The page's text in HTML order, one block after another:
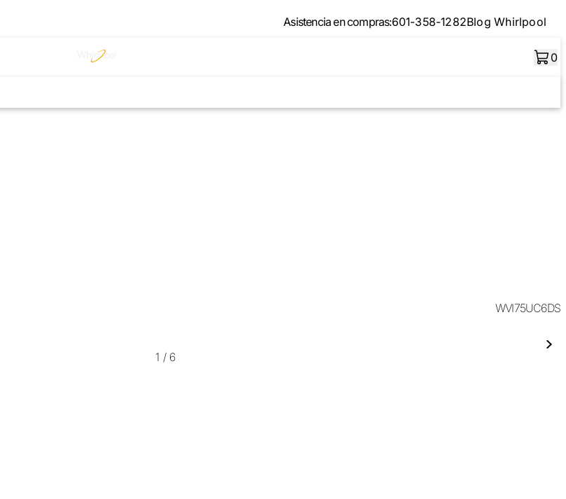
Asistencia en compras:601-358-1282Blog Whirlpool
0
WVI75UC6DS
1 / 6